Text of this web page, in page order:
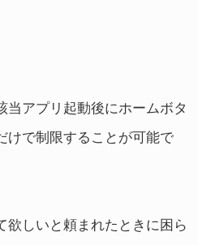
当アプリ起動後にホームボタ
けで制限することが可能で
欲しいと頼まれたときに困ら